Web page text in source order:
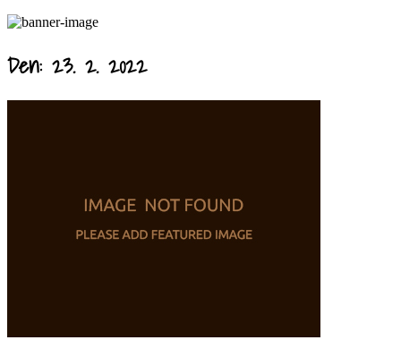
Den: 23. 2. 2022